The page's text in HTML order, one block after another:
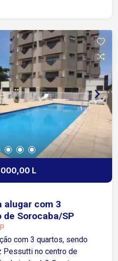
de festas, espaço
ideal para momentos de
segurança e
L
alugar com 3
de Sorocaba/SP
com 3 quartos, sendo
Pessutti no centro de